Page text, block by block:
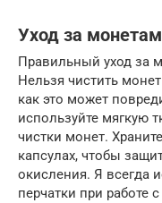
Уход за
Правильный уход за
Нельзя чистить
как это может
используйте мягкую
чистки монет.
капсулах, чтобы
окисления. Я всегда
перчатки при работе